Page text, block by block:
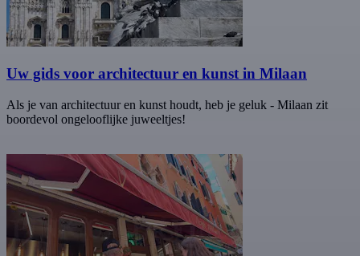
Uw gids voor architectuur en kunst in Milaan
Als je van architectuur en kunst houdt, heb je geluk - Milaan zit
boordevol ongelooflijke juweeltjes!